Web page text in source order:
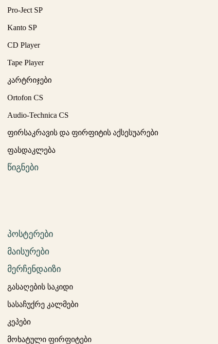
Pro-Ject SP
Kanto SP
CD Player
Tape Player
კარტრიჯები
Ortofon CS
Audio-Technica CS
ფირსაკრავის და ფირფიტის აქსესუარები
ფასდაკლება
წიგნები
პოსტერები
მაისურები
მერჩენდაიზი
გასაღების საკიდი
სასაჩუქრე კალმები
კეპები
მოხატული ფირფიტები